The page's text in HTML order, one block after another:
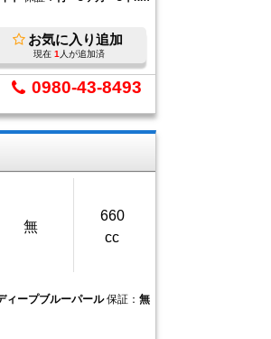
お気に入り追加
現在 1 人が追加済
0980-43-8493
無
660
cc
ィープブルーパール 保証： 無